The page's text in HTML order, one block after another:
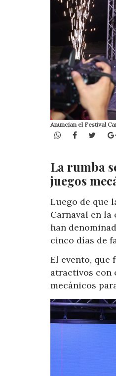
Anuncian el Festival
WhatsApp
Facebook
La rumba
juegos
Luego de que
Carnaval en
han
cinco días de
El evento, que
atractivos con
mecánicos